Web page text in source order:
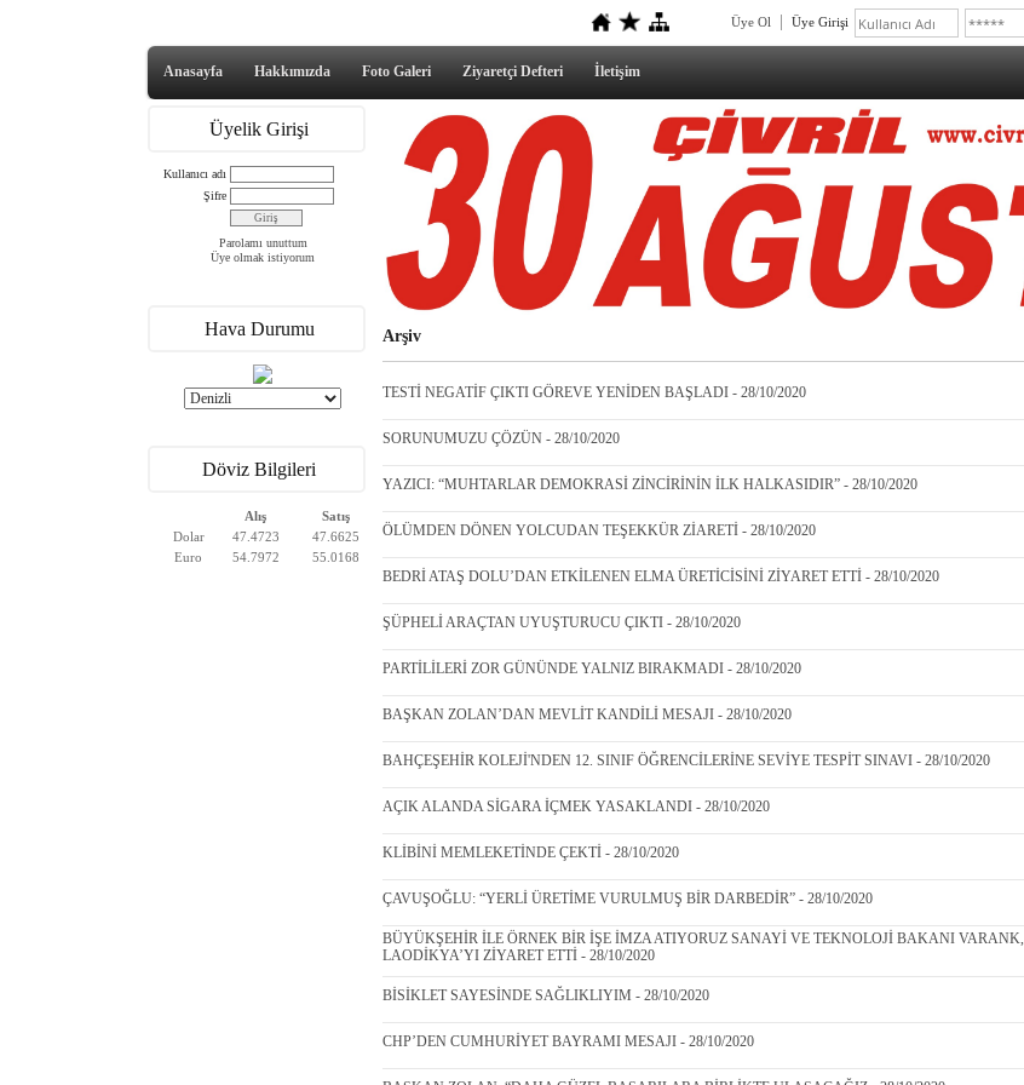
Üye Ol Üye Girişi
Anasayfa Hakkımızda Foto Galeri Ziyaretçi Defteri İletişim
Üyelik Girişi
Kullanıcı adı
Şifre
Parolamı unuttum
Üye olmak istiyorum
Hava Durumu
Döviz Bilgileri
Alış
Satış
Dolar
47.4723
47.6625
Euro
54.7972 55.0168
Arşiv
TESTİ NEGATİF ÇIKTI GÖREVE YENİDEN BAŞLADI - 28/10/2020
SORUNUMUZU ÇÖZÜN - 28/10/2020
YAZICI: “MUHTARLAR DEMOKRASİ ZİNCİRİNİN İLK HALKASIDIR” - 28/10/2020
ÖLÜMDEN DÖNEN YOLCUDAN TEŞEKKÜR ZİARETİ - 28/10/2020
BEDRİ ATAŞ DOLU’DAN ETKİLENEN ELMA ÜRETİCİSİNİ ZİYARET ETTİ - 28/10/2020
ŞÜPHELİ ARAÇTAN UYUŞTURUCU ÇIKTI - 28/10/2020
PARTİLİLERİ ZOR GÜNÜNDE YALNIZ BIRAKMADI - 28/10/2020
BAŞKAN ZOLAN’DAN MEVLİT KANDİLİ MESAJI - 28/10/2020
BAHÇEŞEHİR KOLEJİ'NDEN 12. SINIF ÖĞRENCİLERİNE SEVİYE TESPİT SINAVI - 28/10/2020
AÇIK ALANDA SİGARA İÇMEK YASAKLANDI - 28/10/2020
KLİBİNİ MEMLEKETİNDE ÇEKTİ - 28/10/2020
ÇAVUŞOĞLU: “YERLİ ÜRETİME VURULMUŞ BİR DARBEDİR” - 28/10/2020
BÜYÜKŞEHİR İLE ÖRNEK BİR İŞE İMZA ATIYORUZ SANAYİ VE TEKNOLOJİ BAKANI VARANK,
LAODİKYA’YI ZİYARET ETTİ - 28/10/2020
BİSİKLET SAYESİNDE SAĞLIKLIYIM - 28/10/2020
CHP’DEN CUMHURİYET BAYRAMI MESAJI - 28/10/2020